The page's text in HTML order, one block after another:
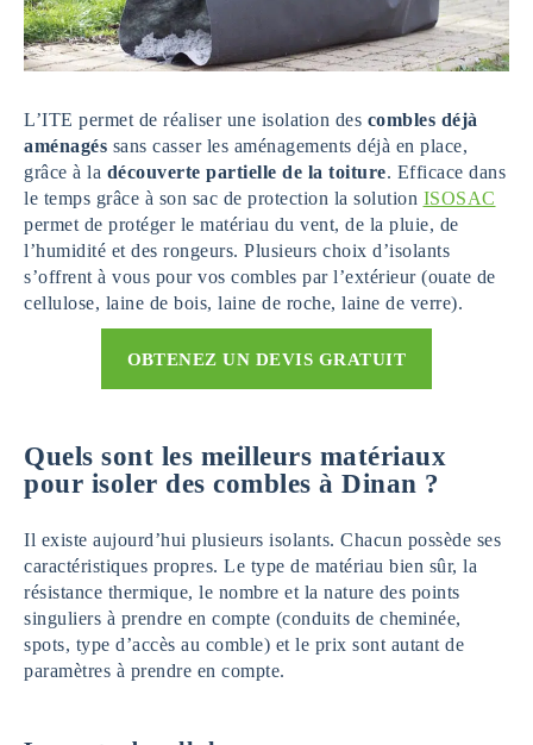
L’ITE permet de réaliser une isolation des combles déjà
aménagés sans casser les aménagements déjà en place,
grâce à la découverte partielle de la toiture. Efficace dans
le temps grâce à son sac de protection la solution ISOSAC
permet de protéger le matériau du vent, de la pluie, de
l’humidité et des rongeurs. Plusieurs choix d’isolants
s’offrent à vous pour vos combles par l’extérieur (ouate de
cellulose, laine de bois, laine de roche, laine de verre).
OBTENEZ UN DEVIS GRATUIT
Quels sont les meilleurs matériaux
pour isoler des combles à Dinan ?
Il existe aujourd’hui plusieurs isolants. Chacun possède ses
caractéristiques propres. Le type de matériau bien sûr, la
résistance thermique, le nombre et la nature des points
singuliers à prendre en compte (conduits de cheminée,
spots, type d’accès au comble) et le prix sont autant de
paramètres à prendre en compte.